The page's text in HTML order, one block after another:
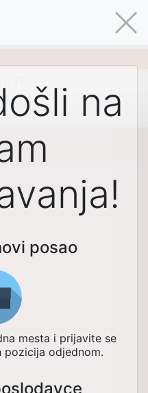
na
posao
mesta i prijavite se
pozicija odjednom.